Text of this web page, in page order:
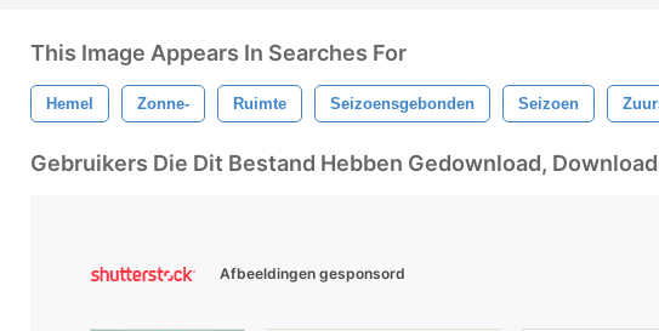
This Image Appears In Searches For
Hemel Zonne- Ruimte Seizoensgebonden Seizoen
Gebruikers Die Dit Bestand Hebben Gedownload,
Afbeeldingen gesponsord